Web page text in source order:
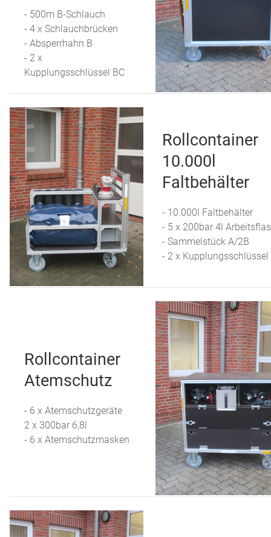
- 500m B-Schlauch
- 4 x Schlauchbrücken
- Absperrhahn B
- 2 x
Kupplungsschlüssel BC
Rollcontainer
10.000l
Faltbehälter
- 10.000l Faltbehälter
- 5 x 200bar 4l
- Sammelstück A/2B
- 2 x Kupplungsschlüssel
Rollcontainer
Atemschutz
- 6 x Atemschutzgeräte
2 x 300bar 6,8l
- 6 x Atemschutzmasken